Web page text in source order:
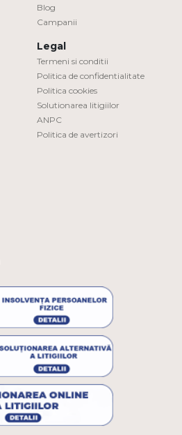
Blog
Campanii
Legal
Termeni si conditii
Politica de confidentialitate
Politica cookies
Solutionarea litigiilor
ANPC
Politica de avertizori